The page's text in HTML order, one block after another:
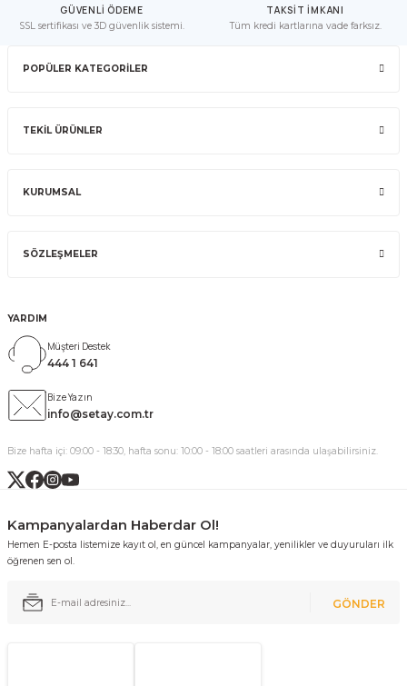
GÜVENLİ ÖDEME
SSL sertifikası ve 3D güvenlik sistemi.
TAKSİT İMKANI
Tüm kredi kartlarına vade farksız.
POPÜLER KATEGORİLER
TEKİL ÜRÜNLER
KURUMSAL
SÖZLEŞMELER
YARDIM
Müşteri Destek
444 1 641
Bize Yazın
info@setay.com.tr
Bize hafta içi: 09:00 - 18:30, hafta sonu: 10:00 - 18:00 saatleri arasında ulaşabilirsiniz.
Kampanyalardan Haberdar Ol!
Hemen E-posta listemize kayıt ol, en güncel kampanyalar, yenilikler ve duyuruları ilk
öğrenen sen ol.
GÖNDER